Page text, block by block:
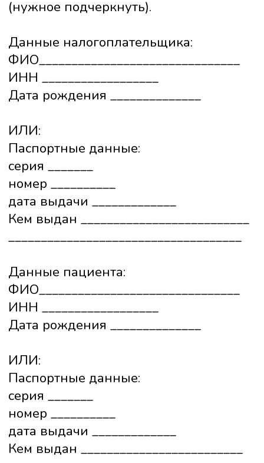
Скачать:
бланк Заявления
Вы можете скачать бланк заявления,
заполнить и отправить
на почту:blokadaboli74@mail.ru
с темой письма "Заявление о выдаче
справки об оплате мед.услуг"
Вместе с заявление необходимо
заполнить и отправить "Согласие на
отправку данных на эл.почту"
+7 (351) 242-07-07
с 8:00 до 21:00 (ежедневно без перерыров)
Блокада Боли